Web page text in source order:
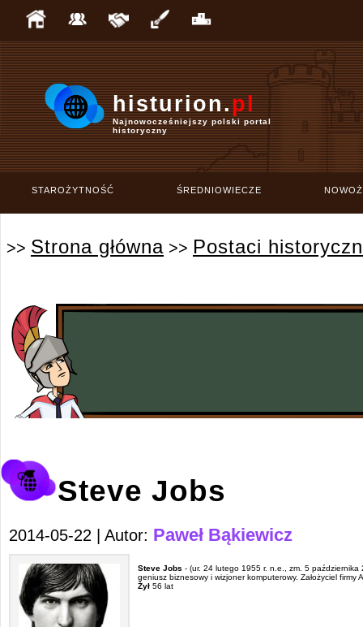
histurion.pl
Najnowocześniejszy polski portal
historyczny
STAROŻYTNOŚĆ ŚREDNIOWIECZE
>> Strona główna >> Postaci
Steve Jobs
2014-05-22 | Autor: Paweł Bąkiewicz
Steve Jobs - (ur. 24 lutego 1955 r. n.e., zm. 5 października
geniusz biznesowy i wizjoner komputerowy. Założyciel firmy
Żył 56 lat